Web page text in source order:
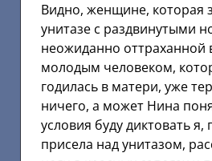
Видно, женщине, которая
унитазе с раздвинутыми
неожиданно оттраханной
молодым человеком,
годилась в матери, уже
ничего, а может Нина
условия буду диктовать я,
присела над унитазом,